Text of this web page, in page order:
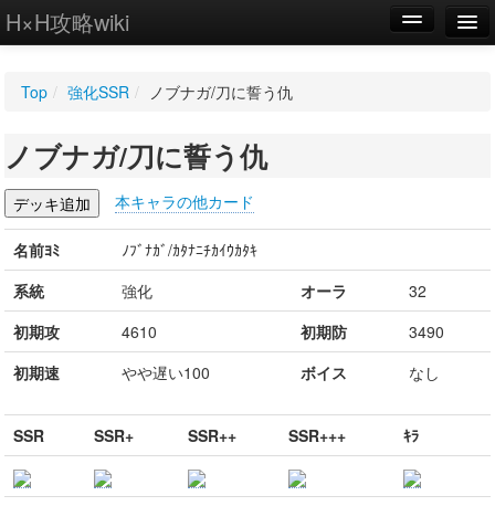
H×H攻略wiki
WIKI
設定
Top / 強化SSR / ノブナガ/刀に誓う仇
ノブナガ/刀に誓う仇
本キャラの他カード
名前ﾖﾐ
ﾉﾌﾞﾅｶﾞ/ｶﾀﾅﾆﾁｶｲｳｶﾀｷ
系統
強化 オーラ
32
初期攻
4610 初期防
3490
初期速
やや遅い100 ボイス なし
SSR SSR+ SSR++ SSR+++ ｷﾗ